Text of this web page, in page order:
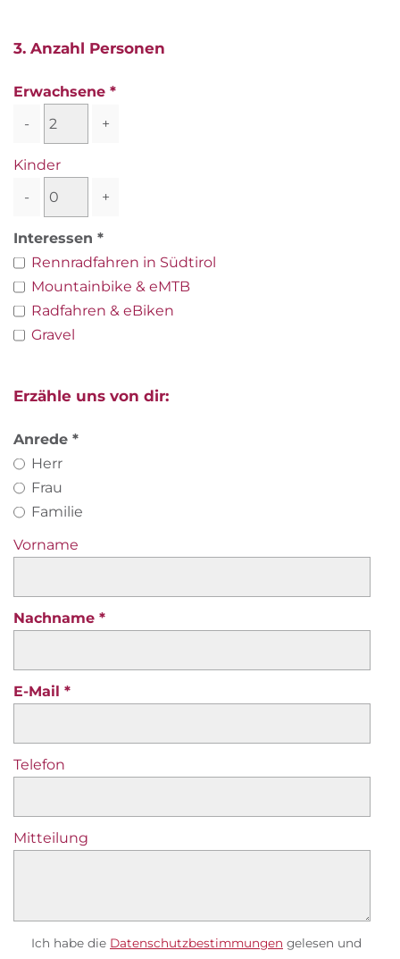
3. Anzahl Personen
Erwachsene
-
+
Kinder
-
+
Interessen
Rennradfahren in Südtirol
Mountainbike & eMTB
Radfahren & eBiken
Gravel
Erzähle uns von dir:
Anrede
Herr
Frau
Familie
Vorname
Nachname
E-Mail
Telefon
Mitteilung
Ich habe die Datenschutzbestimmungen gelesen und